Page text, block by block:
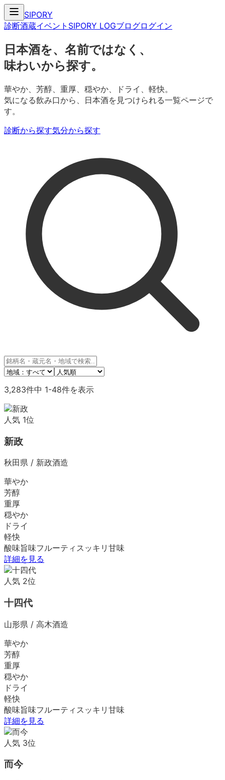
SIPORY
診断酒蔵イベント SIPORY LOGブログログイン
日本酒を、名前ではなく、
味わいから探す。
華やか、芳醇、重厚、穏やか、ドライ、軽快。
気になる飲み口から、日本酒を見つけられる一覧ページで
す。
診断から探す気分から探す
3,283件中 1-48件を表示
人気 1位
新政
秋田県 / 新政酒造
華やか
芳醇
重厚
穏やか
ドライ
軽快
酸味旨味フルーティ スッキリ 甘味
詳細を見る
人気 2位
十四代
山形県 / 高木酒造
華やか
芳醇
重厚
穏やか
ドライ
軽快
酸味旨味フルーティ スッキリ 甘味
詳細を見る
人気 3位
而今